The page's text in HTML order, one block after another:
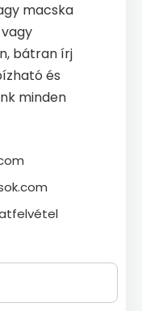
macska
bátran írj
és
minden